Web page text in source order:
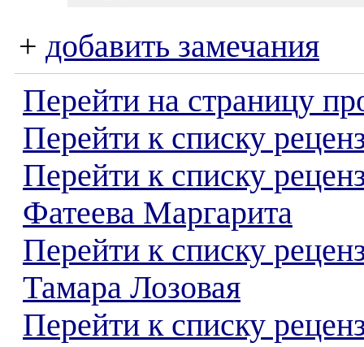
+ добавить замечания
Перейти на страницу
Перейти к списку
Перейти к списку
Фатеева Маргарита
Перейти к списку
Тамара Лозовая
Перейти к списку